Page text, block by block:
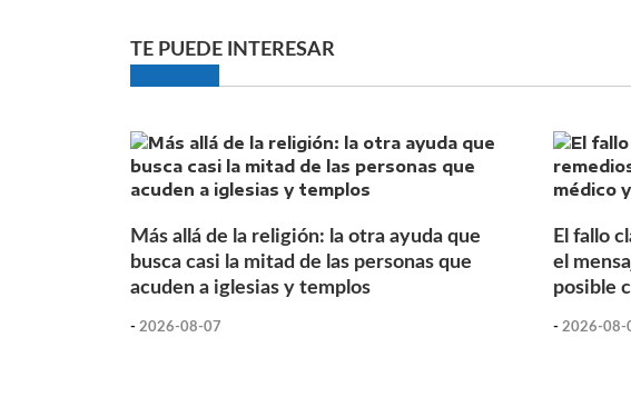
TE PUEDE INTERESAR
Más allá de la religión: la otra ayuda que
busca casi la mitad de las personas que
acuden a iglesias y templos
- 2026-08-07
El fallo
el
posible
- 2026-08-